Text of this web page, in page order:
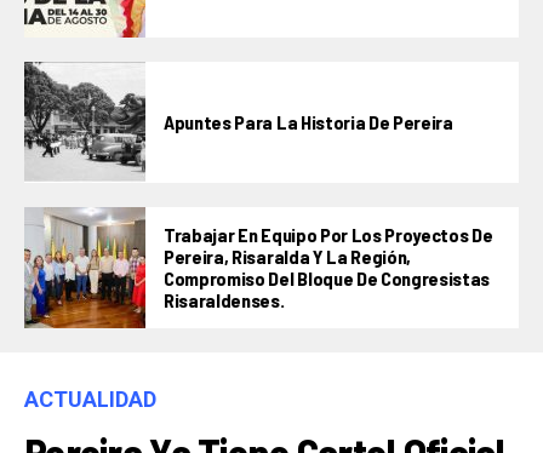
Apuntes Para La Historia De Pereira
Trabajar En Equipo Por Los Proyectos De
Pereira, Risaralda Y La Región,
Compromiso Del Bloque De Congresistas
Risaraldenses.
ACTUALIDAD